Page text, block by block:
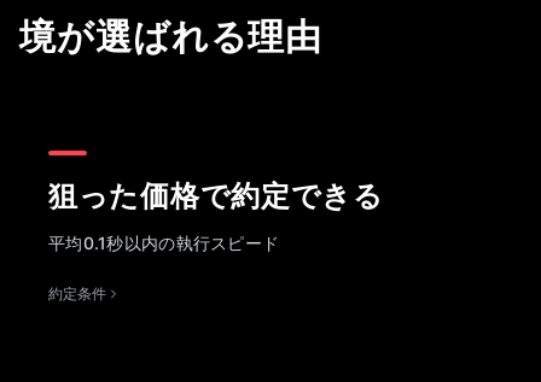
境が選ばれる理由
狙った価格で約定できる
平均0.1秒以内の執行スピード
約定条件